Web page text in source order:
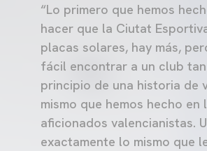
“Lo primero que hemos
hacer que la Ciutat
placas solares, hay más,
fácil encontrar a un club
principio de una historia de
mismo que hemos hecho
aficionados valencianistas.
exactamente lo mismo que